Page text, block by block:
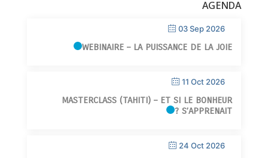
AGENDA
03 Sep 2026
WEBINAIRE – LA PUISSANCE DE LA JOIE
11 Oct 2026
MASTERCLASS (TAHITI) – ET SI LE BONHEUR
S’APPRENAIT ?
24 Oct 2026